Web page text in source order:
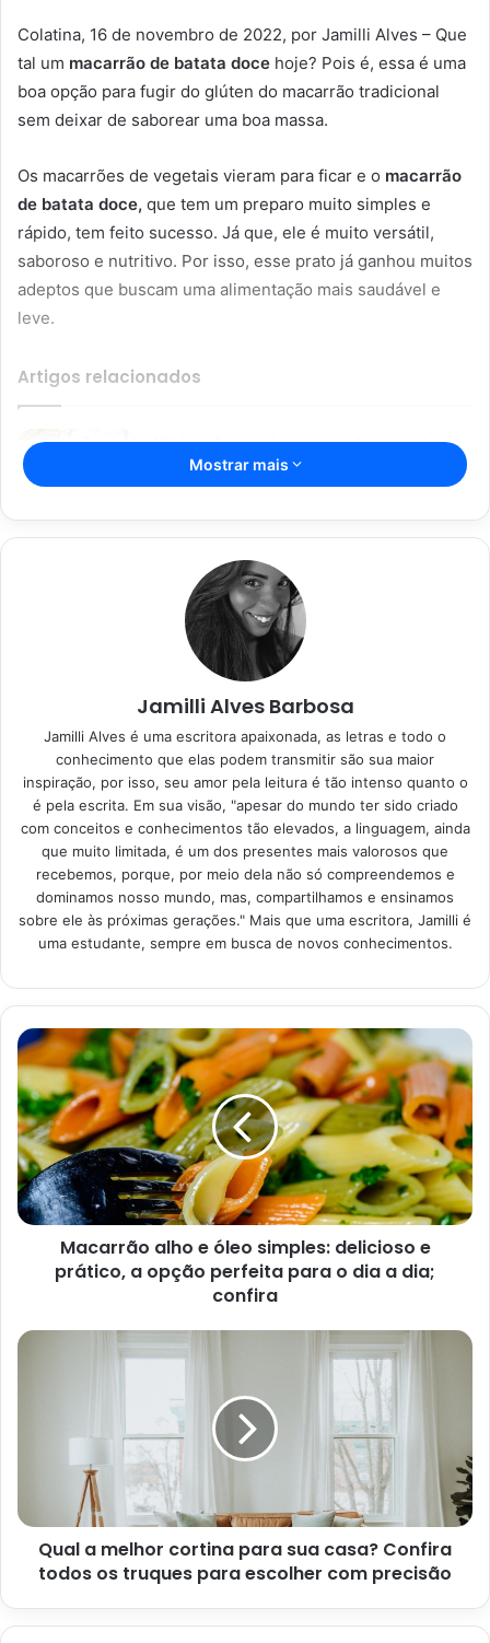
Colatina, 16 de novembro de 2022, por Jamilli Alves – Que
tal um macarrão de batata doce hoje? Pois é, essa é uma
boa opção para fugir do glúten do macarrão tradicional
sem deixar de saborear uma boa massa.
Os macarrões de vegetais vieram para ficar e o macarrão
de batata doce, que tem um preparo muito simples e
rápido, tem feito sucesso. Já que, ele é muito versátil,
saboroso e nutritivo. Por isso, esse prato já ganhou muitos
adeptos que buscam uma alimentação mais saudável e
leve.
Artigos relacionados
Vitória Souza: jovem pastora perto
dos 5 mi de seguidores na web
em Várzea Grande
22/08/2024
Receita de macarrão de
batata doce
Para preparar essa receita você não precisa de muitos
ingredientes. Assim, além de mais nutritiva e saudável,
essa massa ainda é bem econômica, o que a torna bem
mais acessível. Então, separe os seguintes ingredientes
para começar a receita:
3 batatas doce cruas cortadas em tiras;
2 colheres de azeite;
1 dente de alho amassado com sal;
Tempero verde picado;
2 tomates picados em cubos;
Azeitonas sem caroço;
200 gr de peito de frango em cubos, opcional.
Caso não possua um cortador de vegetais em tiras, basta
lavar bem a batata doce e cortar ela em fatias. Em seguida,
corte as fatias em tiras finas, de mais ou menos meio
que elas desmanchem na hora do preparo.
Mostrar mais
Jamilli Alves Barbosa
Jamilli Alves é uma escritora apaixonada, as letras e todo o
conhecimento que elas podem transmitir são sua maior
inspiração, por isso, seu amor pela leitura é tão intenso quanto o
é pela escrita. Em sua visão, "apesar do mundo ter sido criado
com conceitos e conhecimentos tão elevados, a linguagem, ainda
que muito limitada, é um dos presentes mais valorosos que
recebemos, porque, por meio dela não só compreendemos e
dominamos nosso mundo, mas, compartilhamos e ensinamos
sobre ele às próximas gerações." Mais que uma escritora, Jamilli é
uma estudante, sempre em busca de novos conhecimentos.
Macarrão alho e óleo simples: delicioso e
prático, a opção perfeita para o dia a dia;
confira
Qual a melhor cortina para sua casa? Confira
todos os truques para escolher com precisão